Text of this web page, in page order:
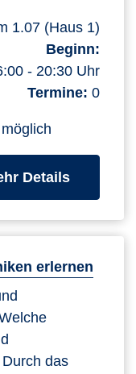
1.07 (Haus 1)
Beginn:
- 20:30 Uhr
Termine: 0
Detailszum
erlernen
das